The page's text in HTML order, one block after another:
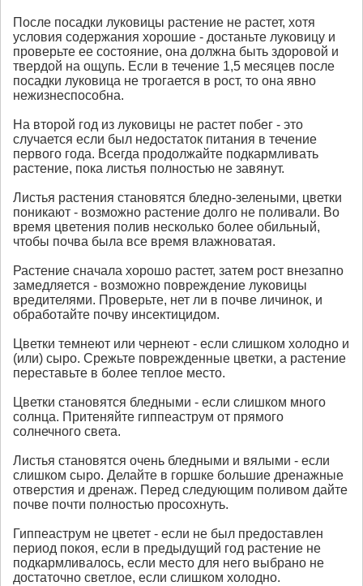
После посадки луковицы растение не растет, хотя
условия содержания хорошие - достаньте луковицу и
проверьте ее состояние, она должна быть здоровой и
твердой на ощупь. Если в течение 1,5 месяцев после
посадки луковица не трогается в рост, то она явно
нежизнеспособна.
На второй год из луковицы не растет побег - это
случается если был недостаток питания в течение
первого года. Всегда продолжайте подкармливать
растение, пока листья полностью не завянут.
Листья растения становятся бледно-зелеными, цветки
поникают - возможно растение долго не поливали. Во
время цветения полив несколько более обильный,
чтобы почва была все время влажноватая.
Растение сначала хорошо растет, затем рост внезапно
замедляется - возможно повреждение луковицы
вредителями. Проверьте, нет ли в почве личинок, и
обработайте почву инсектицидом.
Цветки темнеют или чернеют - если слишком холодно и
(или) сыро. Срежьте поврежденные цветки, а растение
переставьте в более теплое место.
Цветки становятся бледными - если слишком много
солнца. Притеняйте гиппеаструм от прямого
солнечного света.
Листья становятся очень бледными и вялыми - если
слишком сыро. Делайте в горшке большие дренажные
отверстия и дренаж. Перед следующим поливом дайте
почве почти полностью просохнуть.
Гиппеаструм не цветет - если не был предоставлен
период покоя, если в предыдущий год растение не
подкармливалось, если место для него выбрано не
достаточно светлое, если слишком холодно.